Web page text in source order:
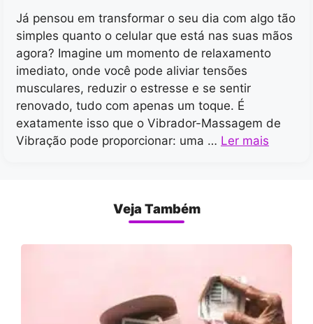
Já pensou em transformar o seu dia com algo tão
simples quanto o celular que está nas suas mãos
agora? Imagine um momento de relaxamento
imediato, onde você pode aliviar tensões
musculares, reduzir o estresse e se sentir
renovado, tudo com apenas um toque. É
exatamente isso que o Vibrador-Massagem de
Vibração pode proporcionar: uma … Ler mais
Veja Também